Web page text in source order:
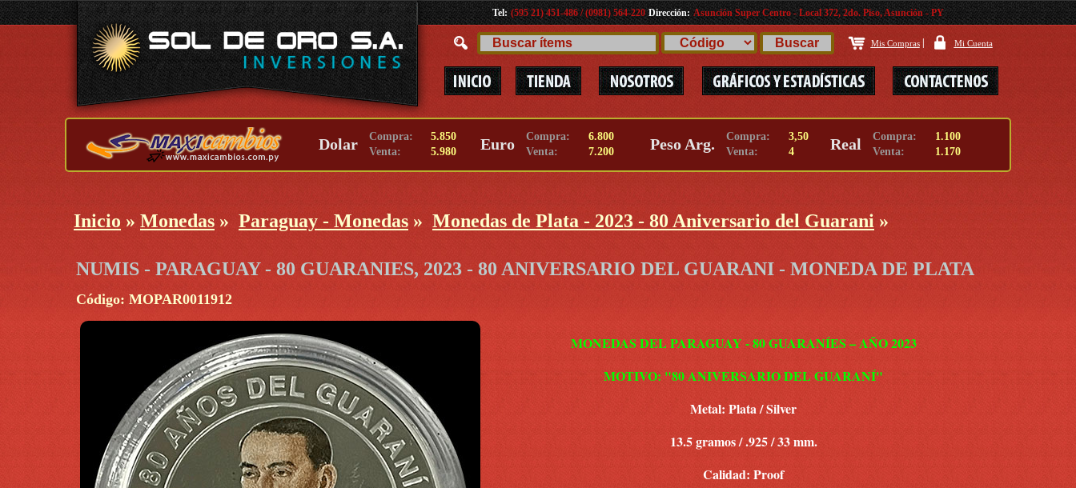
Tel: (595 21) 451-486 / (0981) 564-220 Dirección: Asunción Super Centro - Local 372, 2do. Piso, Asunción - PY
Mis Compras Mi Cuenta
Dolar Compra: 5.850 Euro Compra: 6.800 Peso Arg. Compra: 3,50 Real Compra:
1.100
Venta:
5.980 Venta: 7.200 Venta: 4 Venta: 1.170
Inicio » Monedas » Paraguay - Monedas » Monedas de Plata - 2023 - 80 Aniversario del Guarani »
NUMIS - PARAGUAY - 80 GUARANIES, 2023 - 80 ANIVERSARIO DEL GUARANI - MONEDA DE PLATA
Código: MOPAR0011912
MONEDAS DEL PARAGUAY - 80 GUARANÍES – AÑO 2023
MOTIVO: "80 ANIVERSARIO DEL GUARANÍ"
Metal: Plata / Silver
13.5 gramos / .925 / 33 mm.
Calidad: Proof